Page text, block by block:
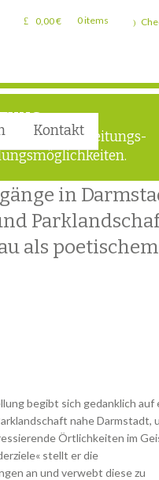
0,00€ 0 items
Verarbeitungs-
Kontakt
in
als poetischem
begibt sich gedanklich auf
nahe Darmstadt,
Örtlichkeiten im
stellt er die
an und verwebt diese zu